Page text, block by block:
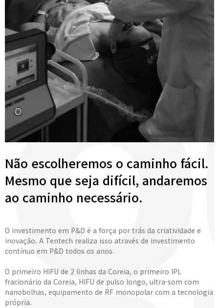
Não escolheremos o caminho fácil.
Mesmo que seja difícil, andaremos
ao caminho necessário.
O investimento em P&D é a força por trás da criatividade e
inovação. A Tentech realiza isso através de investimento
contínuo em P&D todos os anos.
O primeiro HIFU de 2 linhas da Coreia, o primeiro IPL
fracionário da Coreia, HIFU de pulso longo, ultra-som com
nanobolhas, equipamento de RF monopolar com a tecnologia
própria.